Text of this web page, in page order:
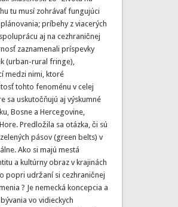
tu musí zohrávať fungujúci
príbehy z viacerých
aj na cezhraničnej
zaznamenali príspevky
(urban-rural fringe),
medzi nimi, ktoré
tohto fenoménu v celej
sa uskutočňujú aj výskumné
Bosne a Hercegovine,
Predložila sa otázka, či sú
pásov (green belts) v
Ako si majú mestá
a kultúrny obraz v krajinách
popri udržaní si cezhraničnej
? Je nemecká koncepcia a
vo vidieckych